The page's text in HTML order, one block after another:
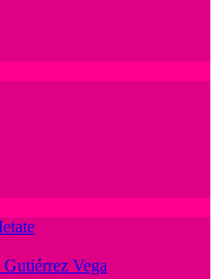
Vega